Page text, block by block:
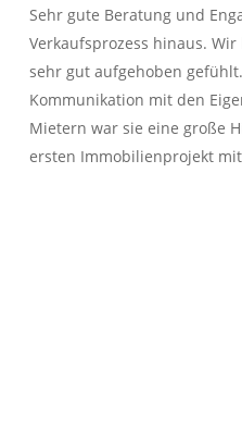
Sehr gute Beratung und
Verkaufsprozess hinaus.
sehr gut aufgehoben
Kommunikation mit den
Mietern war sie eine große
ersten Immobilienprojekt